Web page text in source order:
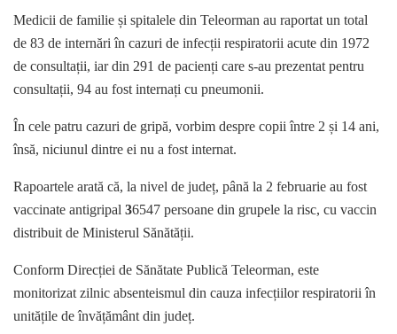
Medicii de familie și spitalele din Teleorman au raportat un total
de 83 de internări în cazuri de infecții respiratorii acute din 1972
de consultații, iar din 291 de pacienți care s-au prezentat pentru
consultații, 94 au fost internați cu pneumonii.
În cele patru cazuri de gripă, vorbim despre copii între 2 și 14 ani,
însă, niciunul dintre ei nu a fost internat.
Rapoartele arată că, la nivel de județ, până la 2 februarie au fost
vaccinate antigripal 36547 persoane din grupele la risc, cu vaccin
distribuit de Ministerul Sănătății.
Conform Direcției de Sănătate Publică Teleorman, este
monitorizat zilnic absenteismul din cauza infecțiilor respiratorii în
unitățile de învățământ din județ.